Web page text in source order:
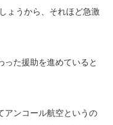
ょうから、それほど急激
った援助を進めていると
アンコール航空というの